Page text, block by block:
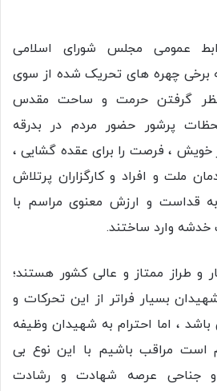
عمومی مجلس شورای اسلامی
برخی چهره های تحریک شده از سوی
نظر گرفتن حرمت و ساحت مقدس
پرشور حضور مردم در بدرقه
خویش ، فرصت را برای عقده گشایی ،
ملت و افراد و کارگزاران پرتلاش
قداست و ارزش معنوی مراسم با
وارد ساختند.
و طراز ممتاز و عالی کشور هستند؛
بسیار فراتر از این تحرکات و
باشد ، اما احترام به شهیدان وظیفه
است مراقب باشیم با این نوع بی
جناحی عرصه شهادت و رشادت